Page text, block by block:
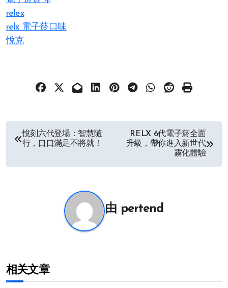
relex
relx 電子菸口味
悅克
文悅刻六代登場：智慧隨
行，口口滿足不將就！
RELX 6代電子菸全面
升級，帶你進入新世代
霧化體驗
由 pertend
相关文章